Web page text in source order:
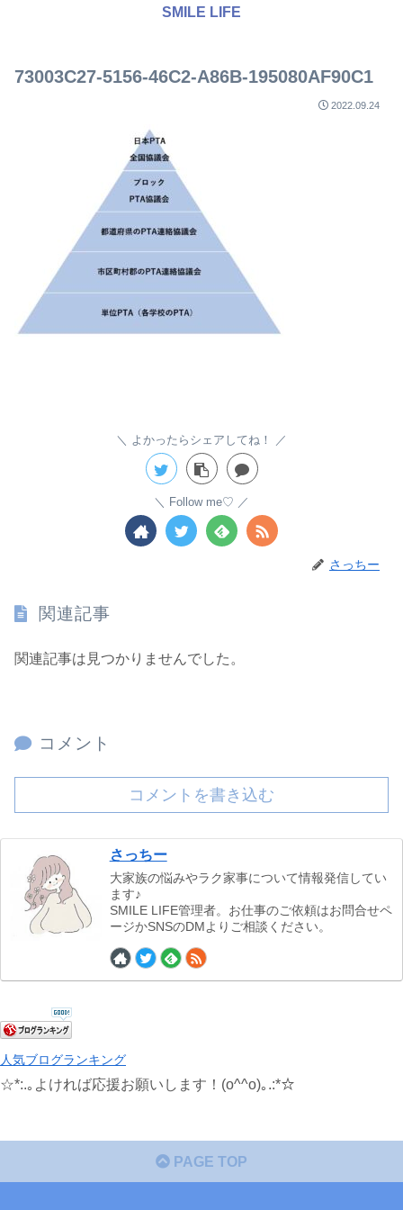
SMILE LIFE
73003C27-5156-46C2-A86B-195080AF90C1
2022.09.24
よかったらシェアしてね！
Follow me♡
さっちー
関連記事
関連記事は見つかりませんでした。
コメント
コメントを書き込む
さっちー
大家族の悩みやラク家事について情報発信してい
ます♪
SMILE LIFE管理者。お仕事のご依頼はお問合せペ
ージかSNSのDMよりご相談ください。
人気ブログランキング
☆*:.｡よければ応援お願いします！(o^^o)｡.:*☆
PAGE TOP